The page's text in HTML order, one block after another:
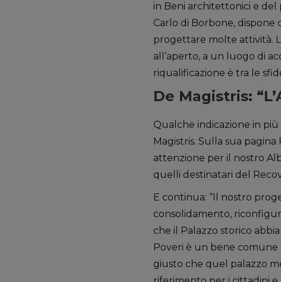
in Beni architettonici e del
Carlo di Borbone,
progettare molte attività.
all’aperto, a un luogo di
riqualificazione è tra le
De Magistris:
Qualche indicazione in
Magistris. Sulla sua
attenzione per il nostro
quelli destinatari del
E continua: “Il nostro
consolidamento,
che il Palazzo storico
Poveri è un bene
giusto che quel palazzo